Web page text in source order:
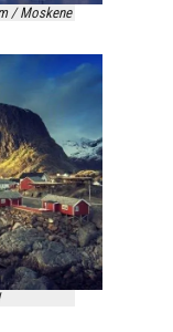
/ Moskene